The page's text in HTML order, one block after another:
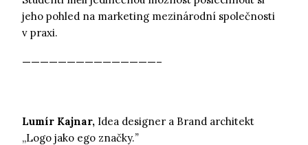
jeho pohled na marketing mezinárodní společnosti
v praxi.
———————————————–
Lumír Kajnar, Idea designer a Brand architekt
,,Logo jako ego značky.”